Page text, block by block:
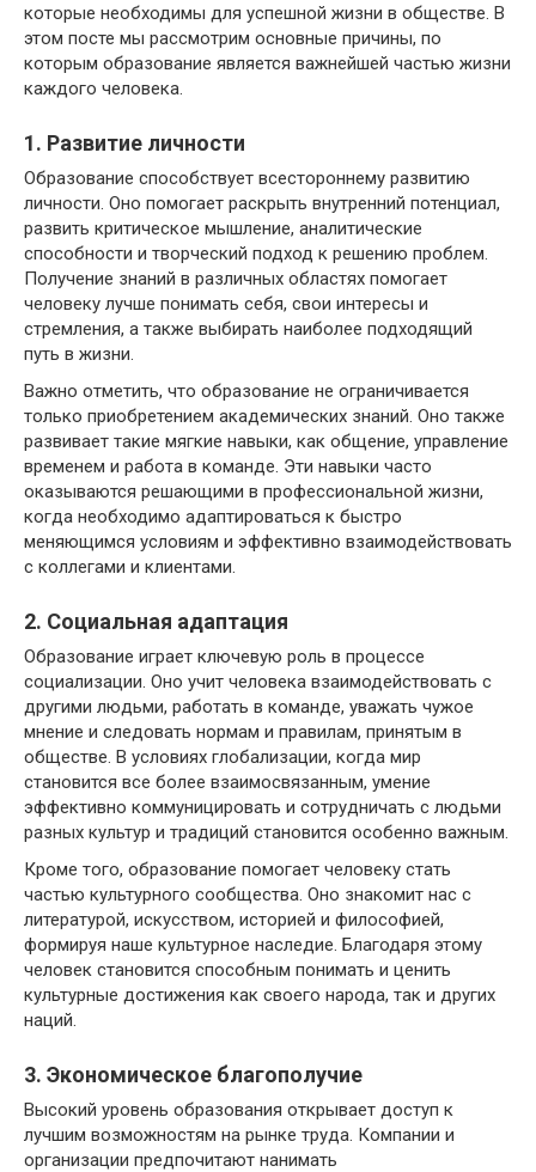
которые необходимы для успешной жизни в обществе. В
этом посте мы рассмотрим основные причины, по
которым образование является важнейшей частью жизни
каждого человека.
1. Развитие личности
Образование способствует всестороннему развитию
личности. Оно помогает раскрыть внутренний потенциал,
развить критическое мышление, аналитические
способности и творческий подход к решению проблем.
Получение знаний в различных областях помогает
человеку лучше понимать себя, свои интересы и
стремления, а также выбирать наиболее подходящий
путь в жизни.
Важно отметить, что образование не ограничивается
только приобретением академических знаний. Оно также
развивает такие мягкие навыки, как общение, управление
временем и работа в команде. Эти навыки часто
оказываются решающими в профессиональной жизни,
когда необходимо адаптироваться к быстро
меняющимся условиям и эффективно взаимодействовать
с коллегами и клиентами.
2. Социальная адаптация
Образование играет ключевую роль в процессе
социализации. Оно учит человека взаимодействовать с
другими людьми, работать в команде, уважать чужое
мнение и следовать нормам и правилам, принятым в
обществе. В условиях глобализации, когда мир
становится все более взаимосвязанным, умение
эффективно коммуницировать и сотрудничать с людьми
разных культур и традиций становится особенно важным.
Кроме того, образование помогает человеку стать
частью культурного сообщества. Оно знакомит нас с
литературой, искусством, историей и философией,
формируя наше культурное наследие. Благодаря этому
человек становится способным понимать и ценить
культурные достижения как своего народа, так и других
наций.
3. Экономическое благополучие
Высокий уровень образования открывает доступ к
лучшим возможностям на рынке труда. Компании и
организации предпочитают нанимать